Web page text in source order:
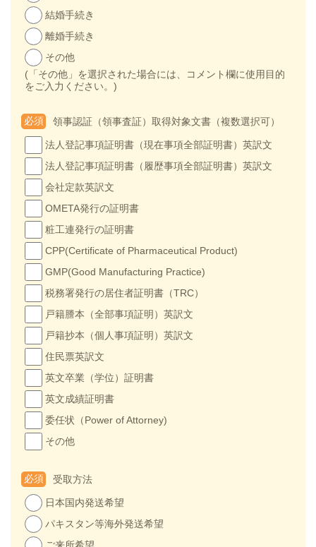
結婚手続き
離婚手続き
その他
(「その他」を選択された場合には、コメント欄に使用目的
をご入力ください。)
領事認証（領事査証）取得対象文書（複数選択可）
必須
法人登記事項証明書（現在事項全部証明書）英訳文
法人登記事項証明書（履歴事項全部証明書）英訳文
会社定款英訳文
OMETA発行の証明書
粧工連発行の証明書
CPP(Certificate of Pharmaceutical Product)
GMP(Good Manufacturing Practice)
税務署発行の居住者証明書（TRC）
戸籍謄本（全部事項証明）英訳文
戸籍抄本（個人事項証明）英訳文
住民票英訳文
英文卒業（学位）証明書
英文成績証明書
委任状（Power of Attorney)
その他
受取方法
必須
日本国内発送希望
パキスタン等海外発送希望